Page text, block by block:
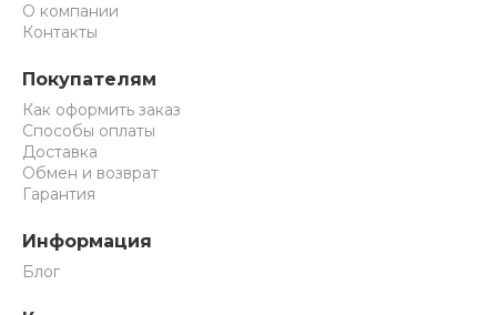
О компании
Контакты
Покупателям
Как оформить заказ
Способы оплаты
Доставка
Обмен и возврат
Гарантия
Информация
Блог